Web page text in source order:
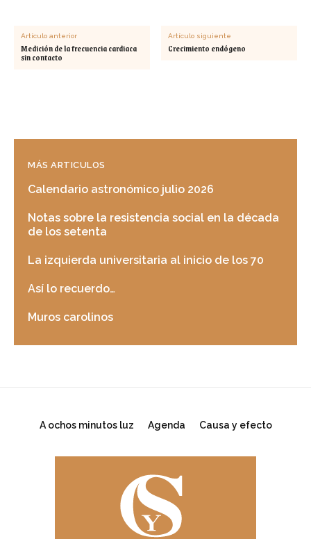
Artículo anterior
Medición de la frecuencia cardiaca
sin contacto
Artículo siguiente
Crecimiento endógeno
MÁS ARTICULOS
Calendario astronómico julio 2026
Notas sobre la resistencia social en la década
de los setenta
La izquierda universitaria al inicio de los 70
Así lo recuerdo…
Muros carolinos
A ochos minutos luz Agenda Causa y efecto